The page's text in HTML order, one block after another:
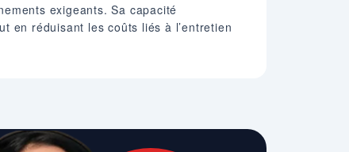
exigeants. Sa capacité
en réduisant les coûts liés à l’entretien